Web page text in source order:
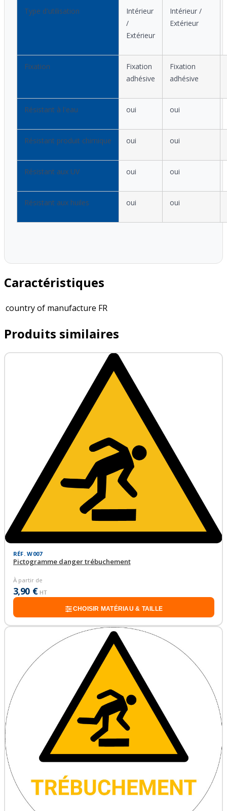
Type d'utilisation
Intérieur
/
Extérieur
Intérieur /
Extérieur
Fixation
Fixation
adhésive
Fixation
adhésive
Résistant à l'eau oui oui
Résistant produit chimique oui oui
Résistant aux UV oui oui
Résistant aux huiles oui oui
Caractéristiques
country of manufacture FR
Produits similaires
RÉF. W007
Pictogramme danger trébuchement
À partir de
3,90 € HT
CHOISIR MATÉRIAU & TAILLE